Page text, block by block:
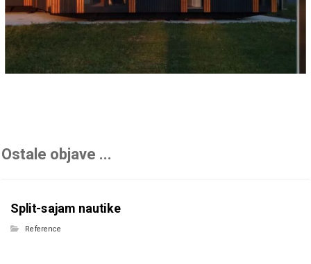
Ostale objave ...
Split-sajam nautike
Reference